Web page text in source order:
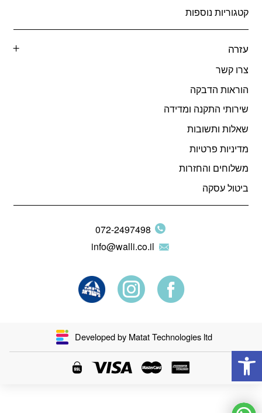
קטגוריות נוספות
עזרה
צרו קשר
הוראות הדבקה
שירותי התקנה ומדידה
שאלות ותשובות
מדיניות פרטיות
משלוחים והחזרות
ביטול עסקה
072-2497498
info@walli.co.il
Developed by Matat Technologies ltd
פתח סרגל נגישות